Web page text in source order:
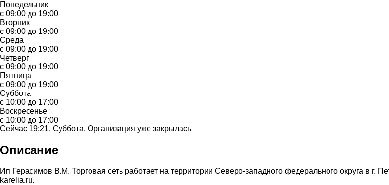
Понедельник
с 09:00 до 19:00
Вторник
с 09:00 до 19:00
Среда
с 09:00 до 19:00
Четверг
с 09:00 до 19:00
Пятница
с 09:00 до 19:00
Суббота
с 10:00 до 17:00
Воскресенье
с 10:00 до 17:00
Сейчас 19:21, Суббота. Организация уже закрылась
Описание
Ип Герасимов В.М. Торговая сеть работает на территории Северо-западного федерального округа в г.
karelia.ru.